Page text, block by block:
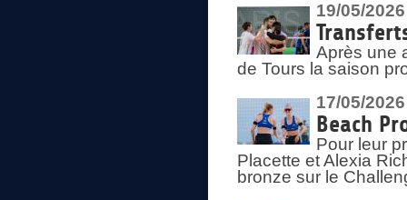
19/05/2026
Après une
de Tours la saison
17/05/2026
Beach
Pour leur
Placette et Alexia
bronze sur le